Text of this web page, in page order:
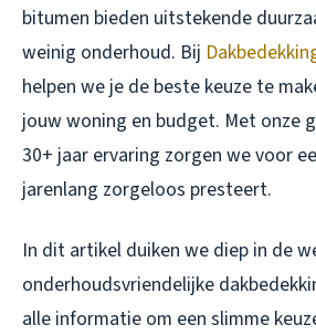
bitumen bieden uitstekende
weinig onderhoud. Bij
helpen we je de beste keuze te
jouw woning en budget. Met onze
30+ jaar ervaring zorgen we voor
jarenlang zorgeloos presteert.
In dit artikel duiken we diep in de
onderhoudsvriendelijke
alle informatie om een slimme